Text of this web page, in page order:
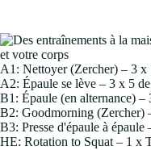
A1: Nettoyer (Zercher) – 3 x
A2: Épaule se lève – 3 x 5
B1: Épaule (en alternance) –
B2: Goodmorning (Zercher)
B3: Presse d'épaule à
HE: Rotation to Squat – 1 x